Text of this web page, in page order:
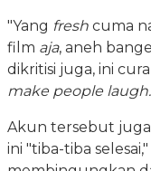
"Yang fresh cuma
film aja, aneh
dikritisi juga, ini
make people
Akun tersebut
ini "tiba-tiba